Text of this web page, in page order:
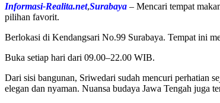
Informasi-Realita.net,Surabaya – Mencari tempat
pilihan favorit.
Berlokasi di Kendangsari No.99 Surabaya. Tempat ini
Buka setiap hari dari 09.00–22.00 WIB.
Dari sisi bangunan, Sriwedari sudah mencuri perhatian
elegan dan nyaman. Nuansa budaya Jawa Tengah juga